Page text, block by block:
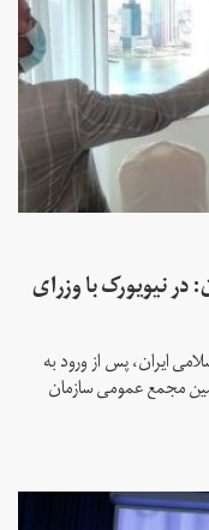
نیویورک با وزرای
ایران، پس از ورود به
مجمع عمومی سازمان